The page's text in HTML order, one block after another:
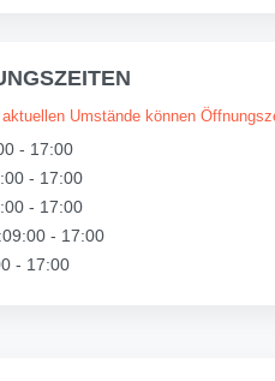
Umstände können
- 17:00
- 17:00
- 17:00
- 17:00
- 17:00